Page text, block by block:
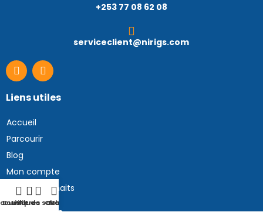
+253 77 08 62 08
serviceclient@nirigs.com
Liens utiles
Accueil
Parcourir
Blog
Mon compte
Liste de souhaits
Catégories
Boutique
Filtres
Liste de souhaits
Chariot
Mon compte